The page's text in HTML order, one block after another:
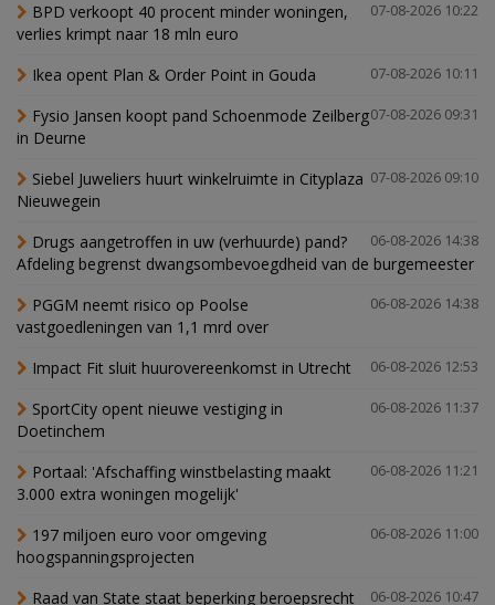
07-08-2026 10:22
BPD verkoopt 40 procent minder woningen,
verlies krimpt naar 18 mln euro
07-08-2026 10:11
Ikea opent Plan & Order Point in Gouda
07-08-2026 09:31
Fysio Jansen koopt pand Schoenmode Zeilberg
in Deurne
07-08-2026 09:10
Siebel Juweliers huurt winkelruimte in Cityplaza
Nieuwegein
06-08-2026 14:38
Drugs aangetroffen in uw (verhuurde) pand?
Afdeling begrenst dwangsombevoegdheid van de burgemeester
06-08-2026 14:38
PGGM neemt risico op Poolse
vastgoedleningen van 1,1 mrd over
06-08-2026 12:53
Impact Fit sluit huurovereenkomst in Utrecht
06-08-2026 11:37
SportCity opent nieuwe vestiging in
Doetinchem
06-08-2026 11:21
Portaal: 'Afschaffing winstbelasting maakt
3.000 extra woningen mogelijk'
06-08-2026 11:00
197 miljoen euro voor omgeving
hoogspanningsprojecten
06-08-2026 10:47
Raad van State staat beperking beroepsrecht